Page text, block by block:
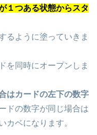
１つある状態からスタ
るように塗っていきま
を同時にオープンしま
はカードの左下の数字
ドの数字が同じ場合は
カベになります。